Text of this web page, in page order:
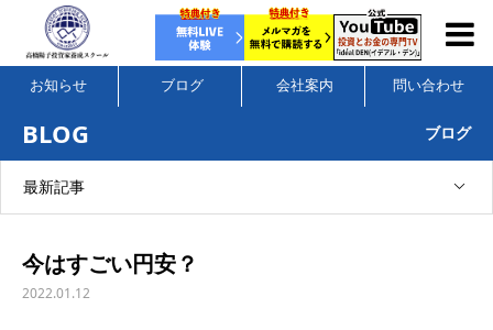
お知らせ ブログ 会社案内 問い合わせ
BLOG ブログ
最新記事
今はすごい円安？
2022.01.12